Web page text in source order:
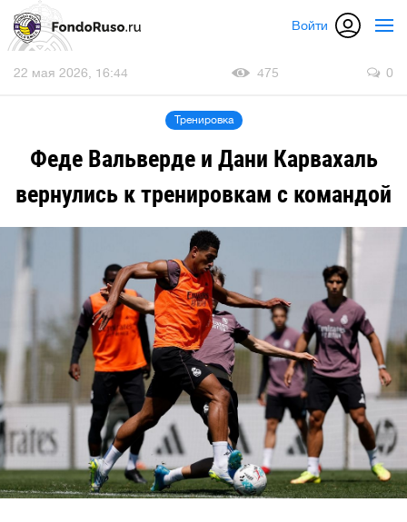
Войти
22 мая 2026, 16:44 475 0
Тренировка
Феде Вальверде и Дани Карвахаль
вернулись к тренировкам с командой